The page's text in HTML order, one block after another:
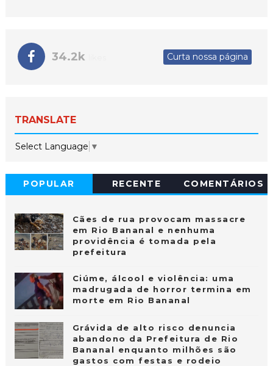
34.2k Curta nossa página
TRANSLATE
Select Language ▼
POPULAR RECENTE COMENTÁRIOS
Cães de rua provocam massacre
em Rio Bananal e nenhuma
providência é tomada pela
prefeitura
Ciúme, álcool e violência: uma
madrugada de horror termina em
morte em Rio Bananal
Grávida de alto risco denuncia
abandono da Prefeitura de Rio
Bananal enquanto milhões são
gastos com festas e rodeio